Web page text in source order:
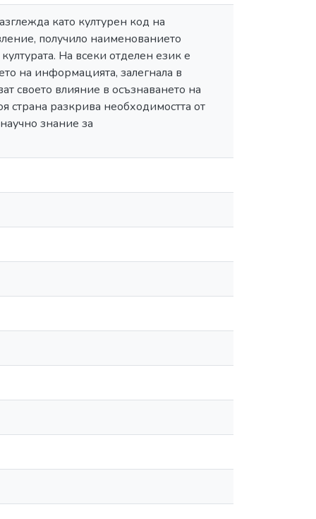
като културен код на
получило наименованието
На всеки отделен език е
на информацията, залегнала в
своето влияние в осъзнаването на
страна разкрива необходимостта от
знание за